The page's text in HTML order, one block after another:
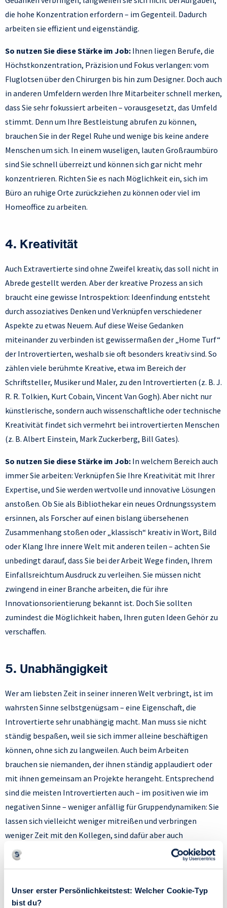
Unser erster Persönlichkeitstest: Welcher Cookie-Typ
bist du?
die hohe Konzentration erfordern – im Gegenteil. Dadurch
arbeiten sie effizient und eigenständig.
So nutzen Sie diese Stärke im Job: Ihnen liegen Berufe, die
Höchstkonzentration, Präzision und Fokus verlangen: vom
Fluglotsen über den Chirurgen bis hin zum Designer. Doch auch
in anderen Umfeldern werden Ihre Mitarbeiter schnell merken,
dass Sie sehr fokussiert arbeiten – vorausgesetzt, das Umfeld
stimmt. Denn um Ihre Bestleistung abrufen zu können,
brauchen Sie in der Regel Ruhe und wenige bis keine andere
Menschen um sich. In einem wuseligen, lauten Großraumbüro
sind Sie schnell überreizt und können sich gar nicht mehr
konzentrieren. Richten Sie es nach Möglichkeit ein, sich im
Büro an ruhige Orte zurückziehen zu können oder viel im
Homeoffice zu arbeiten.
4. Kreativität
Auch Extravertierte sind ohne Zweifel kreativ, das soll nicht in
Abrede gestellt werden. Aber der kreative Prozess an sich
braucht eine gewisse Introspektion: Ideenfindung entsteht
durch assoziatives Denken und Verknüpfen verschiedener
Aspekte zu etwas Neuem. Auf diese Weise Gedanken
miteinander zu verbinden ist gewissermaßen der „Home Turf“
der Introvertierten, weshalb sie oft besonders kreativ sind. So
zählen viele berühmte Kreative, etwa im Bereich der
Schriftsteller, Musiker und Maler, zu den Introvertierten (z. B. J.
R. R. Tolkien, Kurt Cobain, Vincent Van Gogh). Aber nicht nur
künstlerische, sondern auch wissenschaftliche oder technische
Kreativität findet sich vermehrt bei introvertierten Menschen
(z. B. Albert Einstein, Mark Zuckerberg, Bill Gates).
So nutzen Sie diese Stärke im Job: In welchem Bereich auch
immer Sie arbeiten: Verknüpfen Sie Ihre Kreativität mit Ihrer
Expertise, und Sie werden wertvolle und innovative Lösungen
anstoßen. Ob Sie als Bibliothekar ein neues Ordnungssystem
ersinnen, als Forscher auf einen bislang übersehenen
Zusammenhang stoßen oder „klassisch“ kreativ in Wort, Bild
oder Klang Ihre innere Welt mit anderen teilen – achten Sie
unbedingt darauf, dass Sie bei der Arbeit Wege finden, Ihrem
Einfallsreichtum Ausdruck zu verleihen. Sie müssen nicht
zwingend in einer Branche arbeiten, die für ihre
Innovationsorientierung bekannt ist. Doch Sie sollten
zumindest die Möglichkeit haben, Ihren guten Ideen Gehör zu
verschaffen.
5. Unabhängigkeit
Wer am liebsten Zeit in seiner inneren Welt verbringt, ist im
wahrsten Sinne selbstgenügsam – eine Eigenschaft, die
Introvertierte sehr unabhängig macht. Man muss sie nicht
ständig bespaßen, weil sie sich immer alleine beschäftigen
können, ohne sich zu langweilen. Auch beim Arbeiten
brauchen sie niemanden, der ihnen ständig applaudiert oder
mit ihnen gemeinsam an Projekte herangeht. Entsprechend
sind die meisten Introvertierten auch – im positiven wie im
negativen Sinne – weniger anfällig für Gruppendynamiken: Sie
lassen sich vielleicht weniger mitreißen und verbringen
weniger Zeit mit den Kollegen, sind dafür aber auch
wesentlich weniger in Klatsch verwickelt und lassen sich von
der Gruppenmeinung weniger unter Druck setzen. Außerdem
extravertierten Kollegen. Macht und Status üben für sie keine